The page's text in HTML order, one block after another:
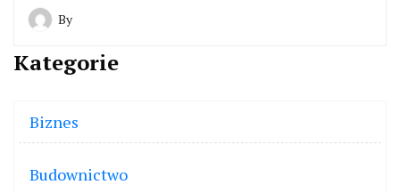
By
Kategorie
Biznes
Budownictwo